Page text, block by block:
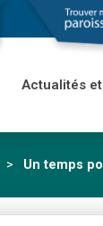
Actualités
> Un temps